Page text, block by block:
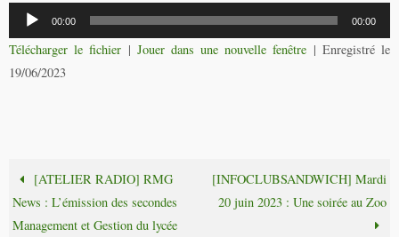
Lecteur
audio
00:00 00:00
Télécharger le fichier | Jouer dans une nouvelle fenêtre | Enregistré le
19/06/2023
[ATELIER RADIO] RMG
News : L’émission des secondes
Management et Gestion du lycée
[INFOCLUBSANDWICH] Mardi
20 juin 2023 : Une soirée au Zoo